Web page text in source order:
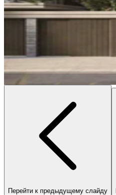
Перейти к предыдущему слайду